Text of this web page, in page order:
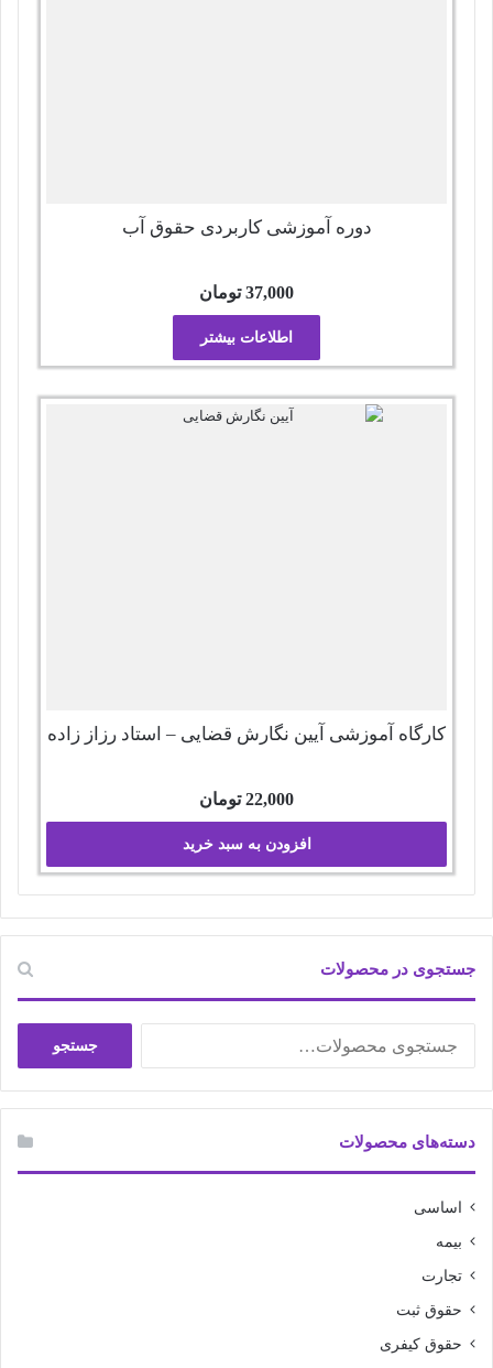
دوره آموزشی کاربردی حقوق آب
37,000 تومان
اطلاعات بیشتر
کارگاه آموزشی آیین نگارش قضایی – استاد رزاز زاده
22,000 تومان
افزودن به سبد خرید
جستجوی در محصولات
برای:
جستجو
دسته‌های محصولات
اساسی
بیمه
تجارت
حقوق ثبت
حقوق کیفری